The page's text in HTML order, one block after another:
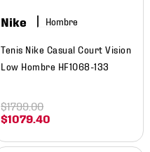
Nike Hombre
Tenis Nike Casual Court Vision
Low Hombre HF1068-133
$1079 .40
$1799.00